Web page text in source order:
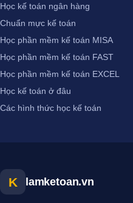
Học kế toán ngân hàng
Chuẩn mực kế toán
Học phần mềm kế toán MISA
Học phần mềm kế toán FAST
Học phần mềm kế toán EXCEL
Học kế toán ở đâu
Các hình thức học kế toán
K lamketoan.vn